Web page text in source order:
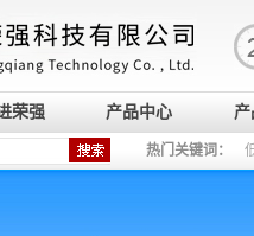
荣强 产品中心
热门关键词：